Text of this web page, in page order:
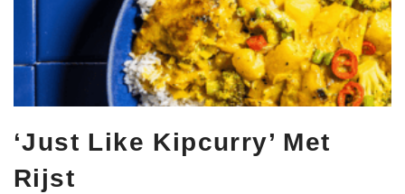
‘Just Like Kipcurry’ Met
Rijst